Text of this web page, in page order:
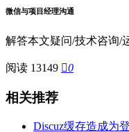
微信与项目经理沟通
解答本文疑问/技术咨询/
阅读 13149 0
相关推荐
Discuz缓存造成为